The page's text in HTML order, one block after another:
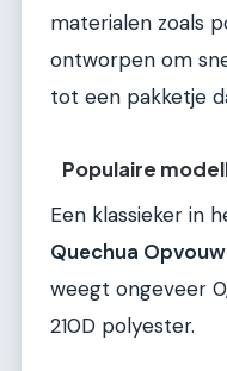
materialen zoals
ontworpen om
tot een pakketje
Populaire
Een klassieker in
Quechua
weegt ongeveer
210D polyester.